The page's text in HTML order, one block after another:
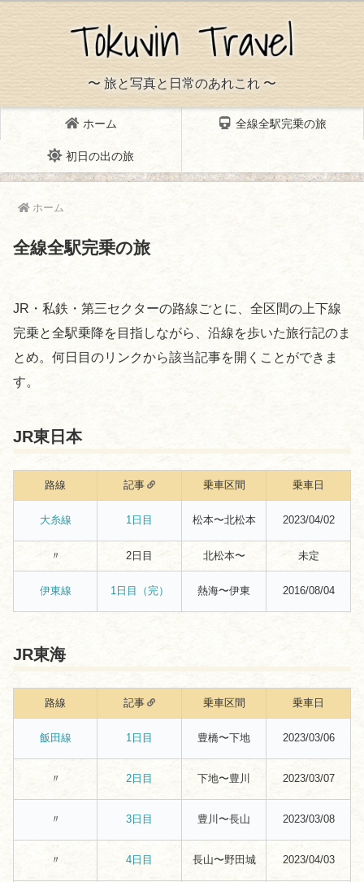
〜 旅と写真と日常のあれこれ 〜
ホーム 全線全駅完乗の旅
初日の出の旅
ホーム
全線全駅完乗の旅
JR・私鉄・第三セクターの路線ごとに、全区間の上下線
完乗と全駅乗降を目指しながら、沿線を歩いた旅行記のま
とめ。何日目のリンクから該当記事を開くことができま
す。
JR東日本
路線 記事 乗車区間 乗車日
大糸線 1日目 松本〜北松本 2023/04/02
〃 2日目 北松本〜 未定
伊東線 1日目（完） 熱海〜伊東 2016/08/04
JR東海
路線 記事 乗車区間 乗車日
飯田線 1日目 豊橋〜下地 2023/03/06
〃 2日目 下地〜豊川 2023/03/07
〃 3日目 豊川〜長山 2023/03/08
〃 4日目 長山〜野田城 2023/04/03